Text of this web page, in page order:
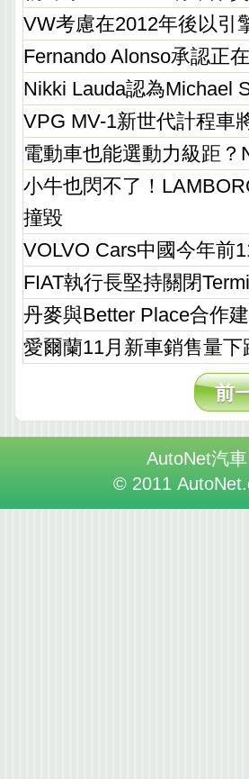
VW考慮在2012年後以引
Fernando Alonso承認正
Nikki Lauda認為Michael
VPG MV-1新世代計程車
電動車也能選動力級距
小牛也閃不了！
撞毀
VOLVO Cars中國今年前
FIAT執行長堅持關閉
丹麥與Better Place合作
愛爾蘭11月新車銷售量下
前
AutoNet汽
© 2011